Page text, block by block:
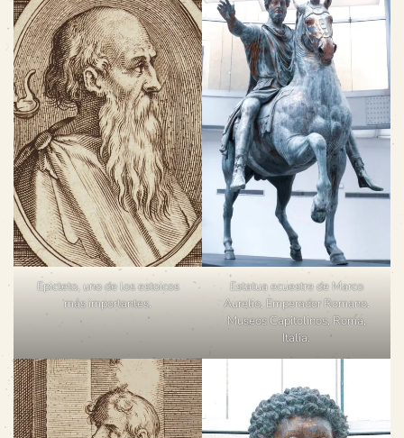
Epicteto, uno de los estoicos
más importantes.
Estatua ecuestre de Marco
Aurelio, Emperador Romano.
Museos Capitolinos, Roma,
Italia.